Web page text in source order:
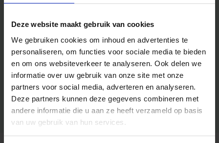
Deze website maakt gebruik van cookies
We gebruiken cookies om inhoud en advertenties te
personaliseren, om functies voor sociale media te bieden
en om ons websiteverkeer te analyseren. Ook delen we
informatie over uw gebruik van onze site met onze
partners voor social media, adverteren en analyseren.
Deze partners kunnen deze gegevens combineren met
andere informatie die u aan ze heeft verzameld op basis
van uw gebruik van hun services.